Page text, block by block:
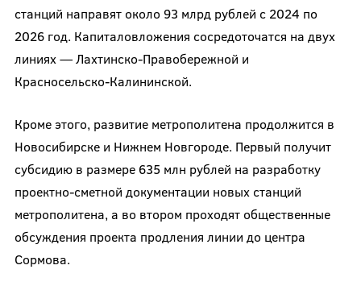
станций направят около 93 млрд рублей с 2024 по
2026 год. Капиталовложения сосредоточатся на двух
линиях — Лахтинско-Правобережной и
Красносельско-Калининской.
Кроме этого, развитие метрополитена продолжится в
Новосибирске и Нижнем Новгороде. Первый получит
субсидию в размере 635 млн рублей на разработку
проектно-сметной документации новых станций
метрополитена, а во втором проходят общественные
обсуждения проекта продления линии до центра
Сормова.